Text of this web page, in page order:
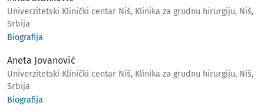
Univerzitetski Klinički centar Niš, Klinika za grudnu hirurgiju, Niš,
Srbija
Biografija
Aneta Jovanović
Univerzitetski Klinički centar Niš, Klinika za grudnu hirurgiju, Niš,
Srbija
Biografija